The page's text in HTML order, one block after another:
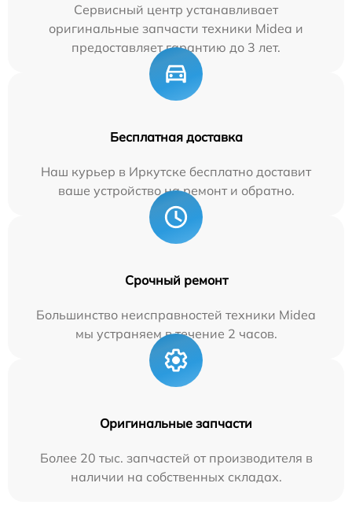
Сервисный центр устанавливает
оригинальные запчасти техники Midea и
предоставляет гарантию до 3 лет.
Бесплатная доставка
Наш курьер в Иркутске бесплатно доставит
ваше устройство на ремонт и обратно.
Срочный ремонт
Большинство неисправностей техники Midea
мы устраняем в течение 2 часов.
Оригинальные запчасти
Более 20 тыс. запчастей от производителя в
наличии на собственных складах.